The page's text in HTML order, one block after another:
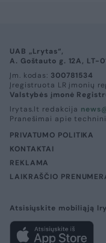
UAB „Lrytas“,
A. Goštauto g. 12A, LT-
Įm. kodas: 300781534
Įregistruota LR įmonių
Valstybės įmonė
lrytas.lt redakcija
Pranešimai apie
PRIVATUMO POLITIKA
KONTAKTAI
REKLAMA
LAIKRAŠČIO
Atsisiųskite mobiliąją